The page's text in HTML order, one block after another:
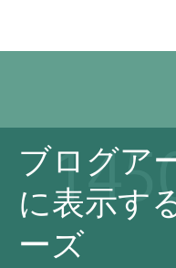
ブログア
に表示す
ーズ